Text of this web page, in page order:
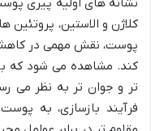
کلاژن و الاستین،
پوست، نقش مهمی در
کند. مشاهده می شود که
تر و جوان تر به نظر می
فرآیند بازسازی، به